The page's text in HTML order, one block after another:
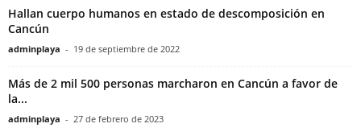
Hallan cuerpo humanos en estado de descomposición en
Cancún
adminplaya - 19 de septiembre de 2022
Más de 2 mil 500 personas marcharon en Cancún a favor de
la...
adminplaya - 27 de febrero de 2023